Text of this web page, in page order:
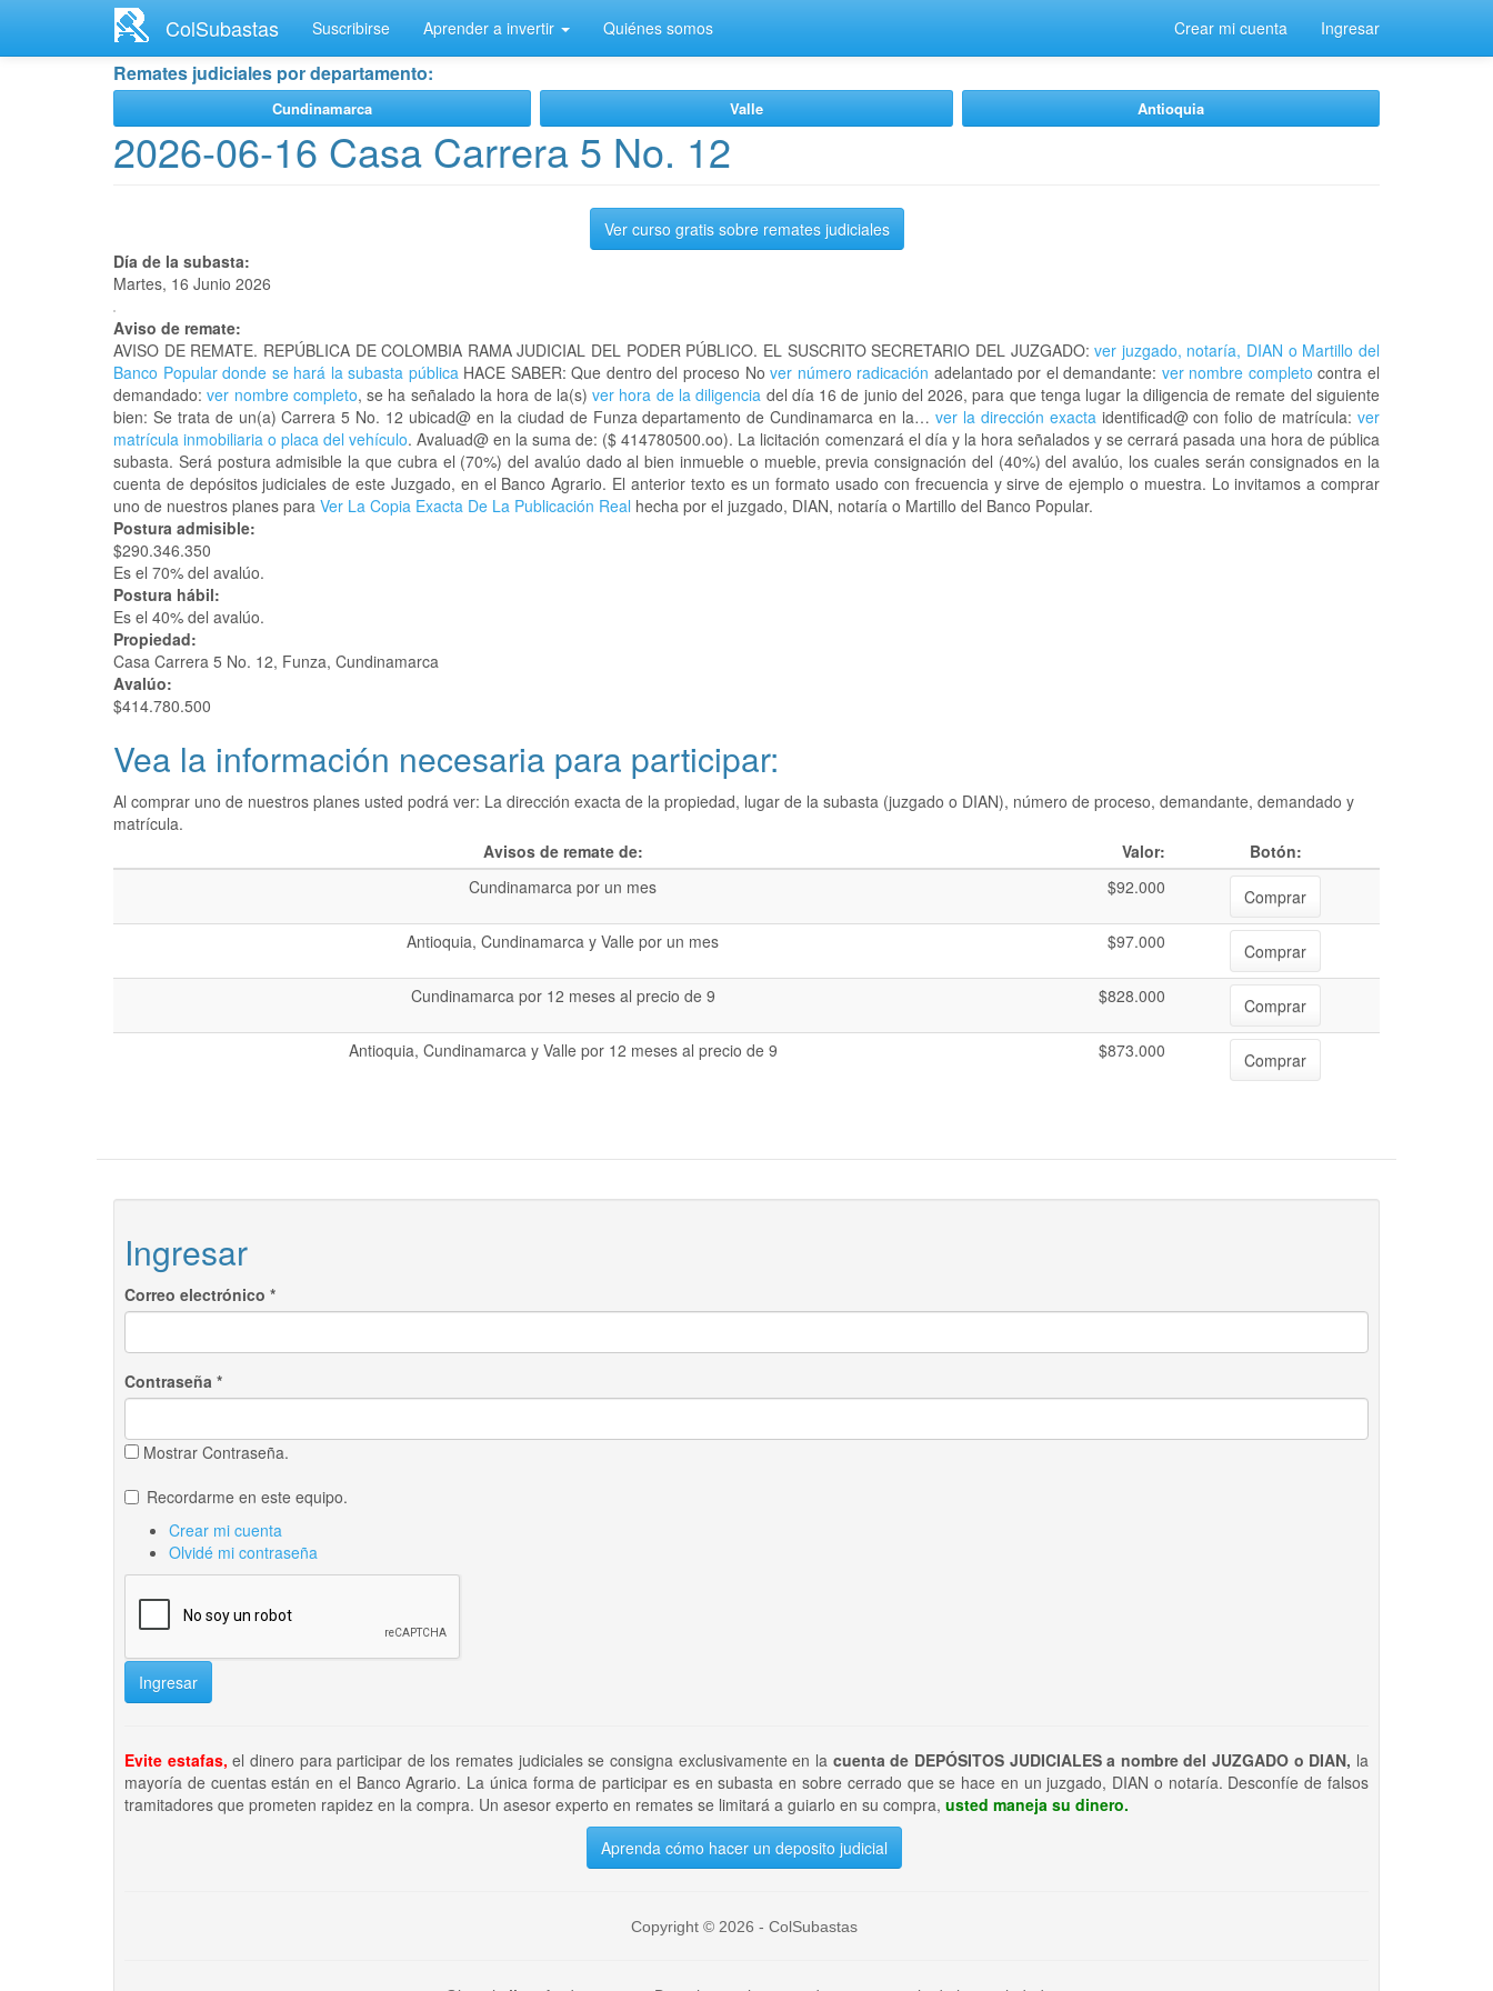
contenido
ColSubastas Suscribirse Aprender a invertir Quiénes somos Crear mi cuenta Ingresar
Remates judiciales por departamento:
Cundinamarca Valle Antioquia
2026-06-16 Casa Carrera 5 No. 12
Ver curso gratis sobre remates judiciales
Día de la subasta:
Martes, 16 Junio 2026
Aviso de remate:
AVISO DE REMATE. REPÚBLICA DE COLOMBIA RAMA JUDICIAL DEL PODER PÚBLICO. EL SUSCRITO SECRETARIO DEL JUZGADO: ver juzgado, notaría, DIAN o Martillo del
Banco Popular donde se hará la subasta públicaHACE SABER: Que dentro del proceso Nover número radicación adelantado por el demandante: ver nombre completo contra el
demandado:ver nombre completo, se ha señalado la hora de la(s)ver hora de la diligencia del día 16 de junio del 2026, para que tenga lugar la diligencia de remate del siguiente
bien: Se trata de un(a) Carrera 5 No. 12 ubicad@ en la ciudad de Funza departamento de Cundinamarca en la… ver la dirección exactaidentificad@ con folio de matrícula:ver
matrícula inmobiliaria o placa del vehículo. Avaluad@ en la suma de: ($ 414780500.oo). La licitación comenzará el día y la hora señalados y se cerrará pasada una hora de pública
subasta. Será postura admisible la que cubra el (70%) del avalúo dado al bien inmueble o mueble, previa consignación del (40%) del avalúo, los cuales serán consignados en la
cuenta de depósitos judiciales de este Juzgado, en el Banco Agrario. El anterior texto es un formato usado con frecuencia y sirve de ejemplo o muestra. Lo invitamos a comprar
uno de nuestros planes para Ver La Copia Exacta De La Publicación Real hecha por el juzgado, DIAN, notaría o Martillo del Banco Popular.
Postura admisible:
$290.346.350
Es el 70% del avalúo.
Postura hábil:
Es el 40% del avalúo.
Propiedad:
Casa Carrera 5 No. 12, Funza, Cundinamarca
Avalúo:
$414.780.500
Vea la información necesaria para participar:
Al comprar uno de nuestros planes usted podrá ver: La dirección exacta de la propiedad, lugar de la subasta (juzgado o DIAN), número de proceso, demandante, demandado y
matrícula.
Avisos de remate de:
Valor:
Botón:
Cundinamarca por un mes
$92.000
Comprar
Antioquia, Cundinamarca y Valle por un mes
$97.000
Comprar
Cundinamarca por 12 meses al precio de 9
$828.000
Comprar
Antioquia, Cundinamarca y Valle por 12 meses al precio de 9
$873.000 Comprar
Ingresar
Correo electrónico *
Contraseña *
Mostrar Contraseña.
Recordarme en este equipo.
Crear mi cuenta
Olvidé mi contraseña
Ingresar
Evite estafas, el dinero para participar de los remates judiciales se consigna exclusivamente en lacuenta de DEPÓSITOS JUDICIALES a nombre del JUZGADO o DIAN, la
mayoría de cuentas están en el Banco Agrario. La única forma de participar es en subasta en sobre cerrado que se hace en un juzgado, DIAN o notaría. Desconfíe de falsos
tramitadores que prometen rapidez en la compra. Un asesor experto en remates se limitará a guiarlo en su compra, usted maneja su dinero.
Aprenda cómo hacer un deposito judicial
Copyright © 2026 - ColSubastas